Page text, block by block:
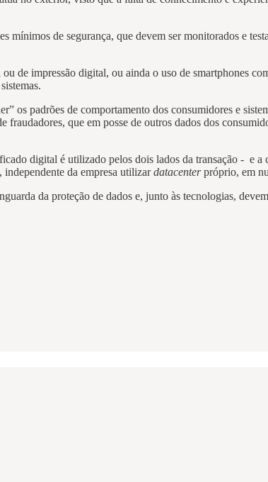
mínimos de segurança, que devem ser monitorados e
de impressão digital, ou ainda o uso de smartphones
os padrões de comportamento dos consumidores e
que em posse de outros dados dos
digital é utilizado pelos dois lados da transação - e a
da empresa utilizardatacenterpróprio, em
da proteção de dados e, junto às tecnologias,